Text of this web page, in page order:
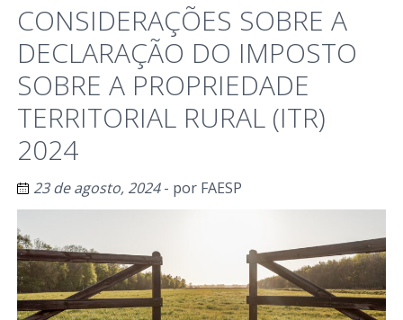
CONSIDERAÇÕES SOBRE A
DECLARAÇÃO DO IMPOSTO
SOBRE A PROPRIEDADE
TERRITORIAL RURAL (ITR)
2024
23 de agosto, 2024- por FAESP